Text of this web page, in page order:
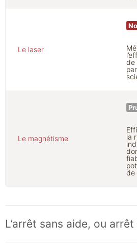
Le laser
de
Le magnétisme
la
de
L’arrêt sans aide, ou